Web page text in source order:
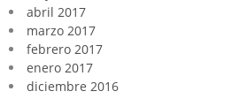
abril 2017
marzo 2017
febrero 2017
enero 2017
diciembre 2016